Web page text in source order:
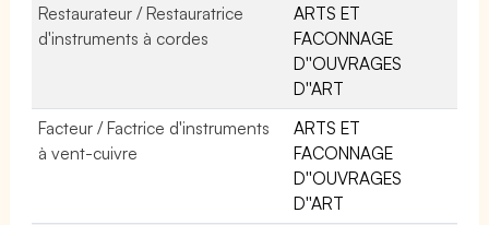
Restaurateur / Restauratrice
d'instruments à cordes
ARTS ET
FACONNAGE
D''OUVRAGES
D''ART
Facteur / Factrice d'instruments
à vent-cuivre
ARTS ET
FACONNAGE
D''OUVRAGES
D''ART